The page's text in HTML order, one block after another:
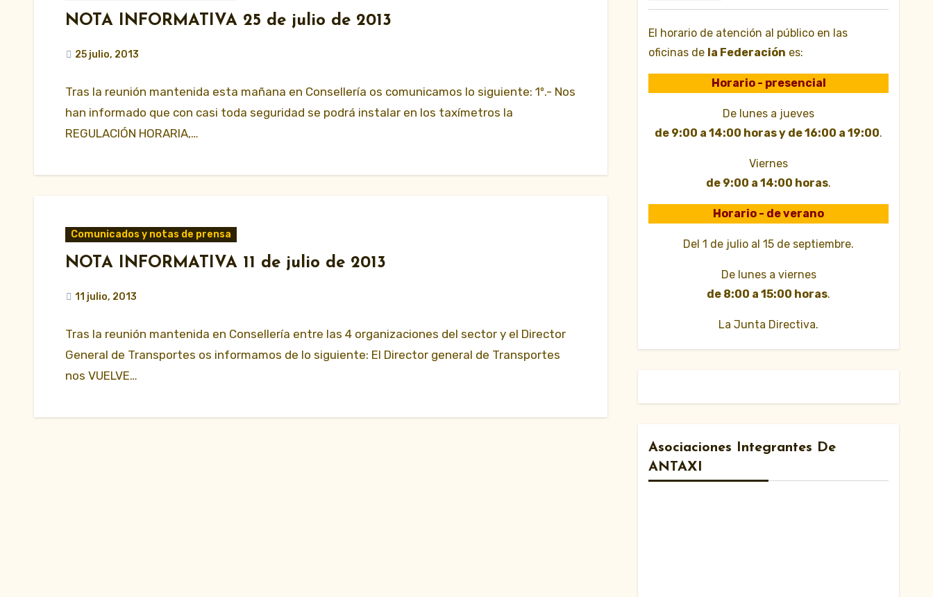
NOTA INFORMATIVA 25 de julio de 2013
25 julio, 2013
Tras la reunión mantenida esta mañana en Consellería os comunicamos lo siguiente: 1º.- Nos
han informado que con casi toda seguridad se podrá instalar en los taxímetros la
REGULACIÓN HORARIA,…
Comunicados y notas de prensa
NOTA INFORMATIVA 11 de julio de 2013
11 julio, 2013
Tras la reunión mantenida en Consellería entre las 4 organizaciones del sector y el Director
General de Transportes os informamos de lo siguiente: El Director general de Transportes
nos VUELVE…
El horario de atención al público en las
oficinas de la Federación es:
Horario - presencial
De lunes a jueves
de 9:00 a 14:00 horas y de 16:00 a 19:00.
Viernes
de 9:00 a 14:00 horas.
Horario - de verano
Del 1 de julio al 15 de septiembre.
De lunes a viernes
de 8:00 a 15:00 horas.
La Junta Directiva.
Asociaciones Integrantes De
ANTAXI